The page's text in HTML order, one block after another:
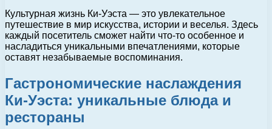
Культурная жизнь Ки-Уэста — это увлекательное
путешествие в мир искусства, истории и веселья. Здесь
каждый посетитель сможет найти что-то особенное и
насладиться уникальными впечатлениями, которые
оставят незабываемые воспоминания.
Гастрономические наслаждения
Ки-Уэста: уникальные блюда и
рестораны